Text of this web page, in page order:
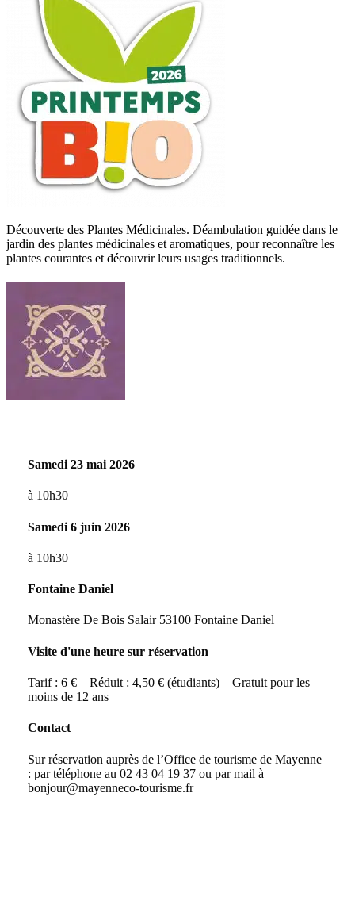
Découverte des Plantes Médicinales. Déambulation guidée dans le
jardin des plantes médicinales et aromatiques, pour reconnaître les
plantes courantes et découvrir leurs usages traditionnels.
Samedi 23 mai 2026
à 10h30
Samedi 6 juin 2026
à 10h30
Fontaine Daniel
Monastère De Bois Salair 53100 Fontaine Daniel
Visite d'une heure sur réservation
Tarif : 6 € – Réduit : 4,50 € (étudiants) – Gratuit pour les
moins de 12 ans
Contact
Sur réservation auprès de l’Office de tourisme de Mayenne
: par téléphone au 02 43 04 19 37 ou par mail à
bonjour@mayenneco-tourisme.fr